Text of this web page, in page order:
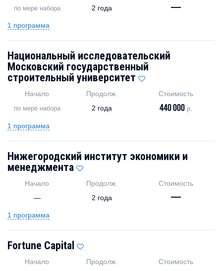
по мере набора
2 года
—
1 программа
Национальный исследовательский
Московский государственный
строительный университет
Начало
по мере набора
Продолж.
2 года
Стоимость
440 000р.
1 программа
Нижегородский институт экономики и
менеджмента
Начало
—
Продолж.
2 года
Стоимость
—
1 программа
Fortune Capital
Начало
Продолж.
Стоимость